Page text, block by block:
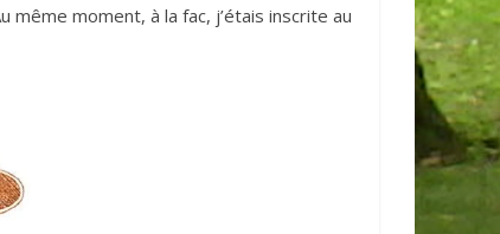
moment, à la fac, j’étais inscrite au